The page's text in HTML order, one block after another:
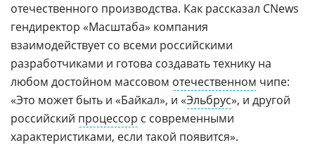
отечественного производства. Как рассказал CNews
гендиректор «Масштаба» компания
взаимодействует со всеми российскими
разработчиками и готова создавать технику на
любом достойном массовом отечественном чипе:
«Это может быть и «Байкал», и «Эльбрус», и другой
российский процессор с современными
характеристиками, если такой появится».